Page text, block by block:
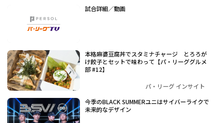
試合詳細／動画
本格麻婆豆腐丼でスタミナチャージ とろろが
け餃子とセットで味わって【パ・リーググルメ
部 #12】
パ・リーグ インサイト
今季のBLACK SUMMERユニはサイバーライクで
未来的なデザイン